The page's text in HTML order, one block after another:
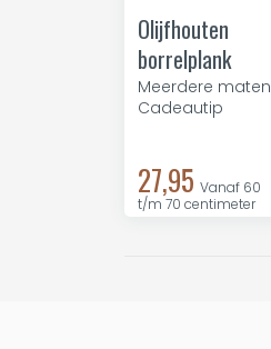
Olijfhouten
borrelplank
Meerdere maten |
Cadeautip
27,95 Vanaf 60
t/m 70 centimeter